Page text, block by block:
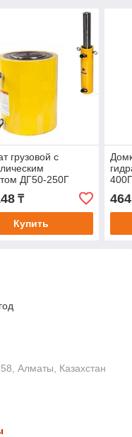
грузовой с
ДГ50-250Г
₸
Купить
Алматы, Казахстан